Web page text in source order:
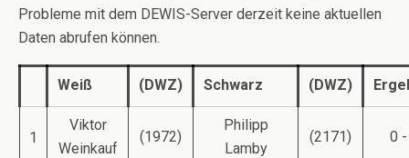
Probleme mit dem DEWIS-Server derzeit keine aktuellen
Daten abrufen können.
Weiß (DWZ) Schwarz (DWZ)
1
Viktor
Weinkauf
(1972)
Philipp
Lamby
(2171) 0